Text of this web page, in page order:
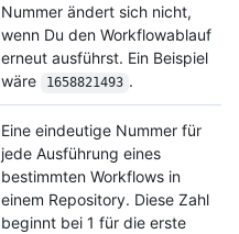
Nummer ändert sich nicht,
wenn Du den Workflowablauf
erneut ausführst. Ein Beispiel
wäre
1658821493 .
Eine eindeutige Nummer für
jede Ausführung eines
bestimmten Workflows in
einem Repository. Diese Zahl
beginnt bei 1 für die erste